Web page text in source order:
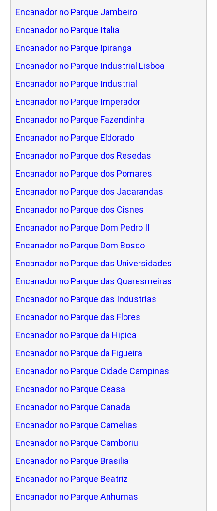
Encanador no Parque Jambeiro
Encanador no Parque Italia
Encanador no Parque Ipiranga
Encanador no Parque Industrial Lisboa
Encanador no Parque Industrial
Encanador no Parque Imperador
Encanador no Parque Fazendinha
Encanador no Parque Eldorado
Encanador no Parque dos Resedas
Encanador no Parque dos Pomares
Encanador no Parque dos Jacarandas
Encanador no Parque dos Cisnes
Encanador no Parque Dom Pedro II
Encanador no Parque Dom Bosco
Encanador no Parque das Universidades
Encanador no Parque das Quaresmeiras
Encanador no Parque das Industrias
Encanador no Parque das Flores
Encanador no Parque da Hipica
Encanador no Parque da Figueira
Encanador no Parque Cidade Campinas
Encanador no Parque Ceasa
Encanador no Parque Canada
Encanador no Parque Camelias
Encanador no Parque Camboriu
Encanador no Parque Brasilia
Encanador no Parque Beatriz
Encanador no Parque Anhumas